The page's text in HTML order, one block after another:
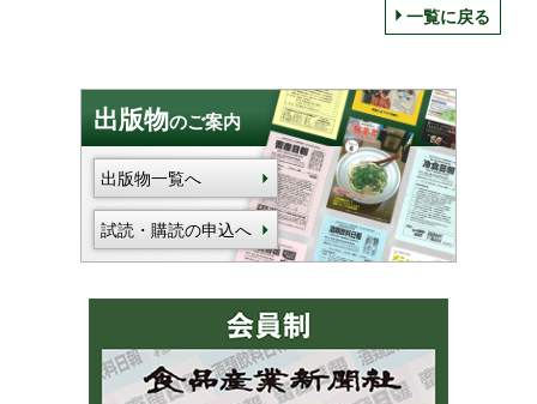
一覧に戻る
出版物のご案内
出版物一覧へ
試読・購読の申込へ